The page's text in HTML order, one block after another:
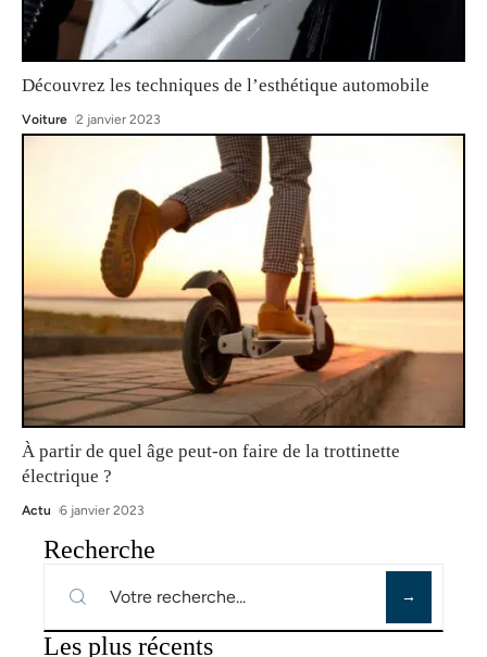
Découvrez les techniques de l’esthétique automobile
Voiture 2 janvier 2023
À partir de quel âge peut-on faire de la trottinette
électrique ?
Actu 6 janvier 2023
Recherche
Les plus récents